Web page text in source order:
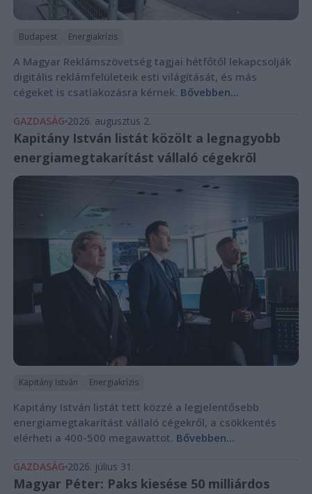
Budapest Energiakrízis
A Magyar Reklámszövetség tagjai hétfőtől lekapcsolják
digitális reklámfelületeik esti világítását, és más
cégeket is csatlakozásra kérnek. Bővebben...
GAZDASÁG 2026. augusztus 2.
Kapitány István listát közölt a legnagyobb
energiamegtakarítást vállaló cégekről
Kapitány István Energiakrízis
Kapitány István listát tett közzé a legjelentősebb
energiamegtakarítást vállaló cégekről, a csökkentés
elérheti a 400-500 megawattot. Bővebben...
GAZDASÁG 2026. július 31.
Magyar Péter: Paks kiesése 50 milliárdos